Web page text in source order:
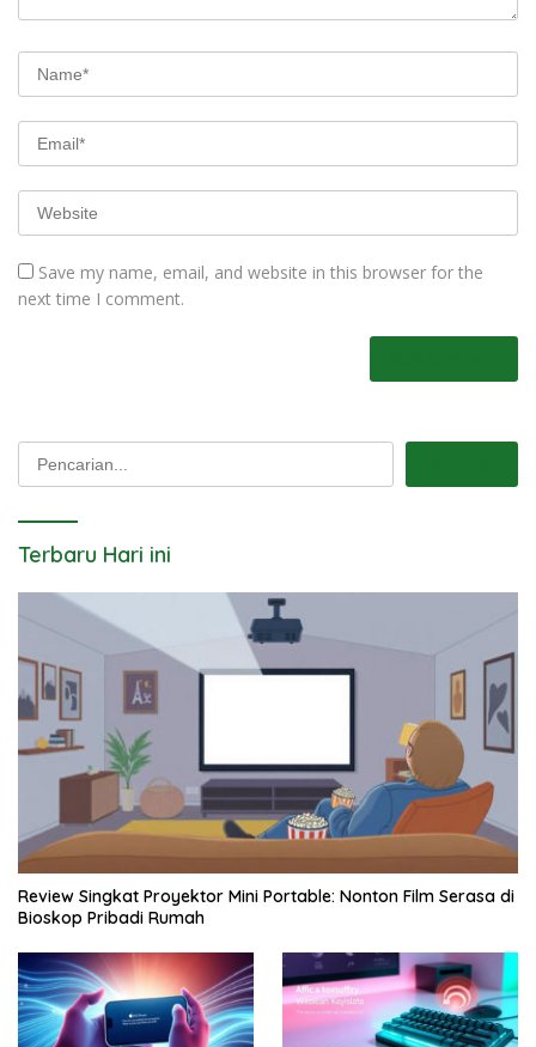
Save my name, email, and website in this browser for the
next time I comment.
Pencarian
Terbaru Hari ini
Review Singkat Proyektor Mini Portable: Nonton Film Serasa di
Bioskop Pribadi Rumah